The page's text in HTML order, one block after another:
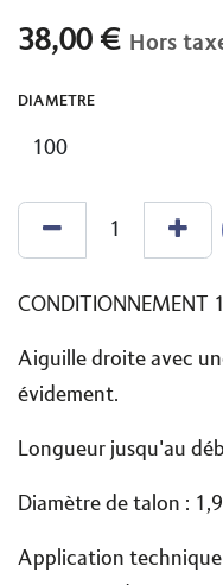
38,00 € Hors
DIAMETRE
CONDITIONNEMENT
Aiguille droite avec
évidement.
Longueur jusqu'au
Diamètre de talon :
Application